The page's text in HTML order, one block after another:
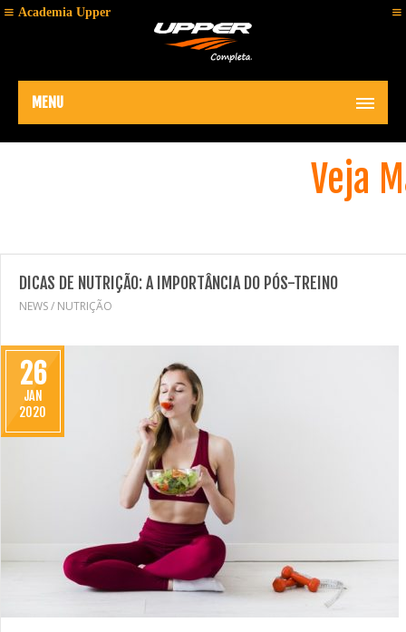
MENU
Veja
DICAS DE NUTRIÇÃO: A IMPORTÂNCIA DO PÓS-TREINO
NEWS/ NUTRIÇÃO
26
JAN
2020
Academia Upper